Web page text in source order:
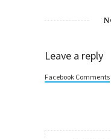
Leave a reply
Facebook Comments